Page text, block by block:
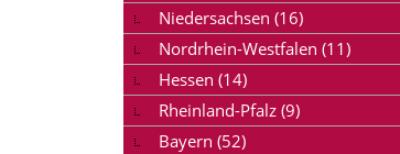
Niedersachsen (16)
Nordrhein-Westfalen (11)
Hessen (14)
Rheinland-Pfalz (9)
Bayern (52)